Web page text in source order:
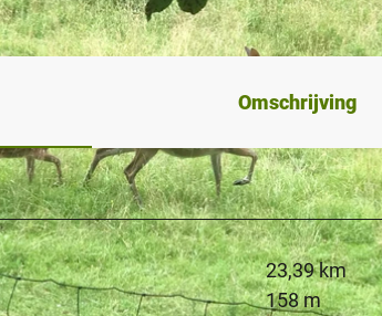
Omschrijving
23,39 km
158 m